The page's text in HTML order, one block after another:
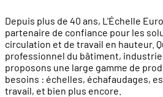
Depuis plus de 40 ans, L'Échelle
partenaire de confiance pour les
circulation et de travail en hauteur.
professionnel du bâtiment,
proposons une large gamme de
besoins : échelles, échafaudages,
travail, et bien plus encore.